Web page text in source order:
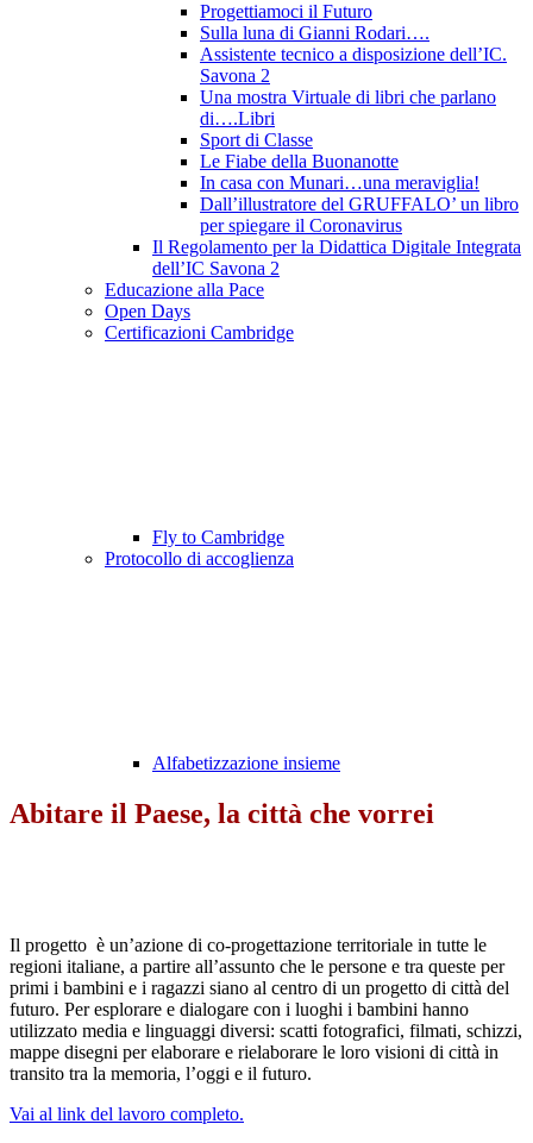
Progettiamoci il Futuro
Sulla luna di Gianni Rodari….
Assistente tecnico a disposizione dell’IC.
Savona 2
Una mostra Virtuale di libri che parlano
di….Libri
Sport di Classe
Le Fiabe della Buonanotte
In casa con Munari…una meraviglia!
Dall’illustratore del GRUFFALO’ un libro
per spiegare il Coronavirus
Il Regolamento per la Didattica Digitale Integrata
dell’IC Savona 2
Educazione alla Pace
Open Days
Certificazioni Cambridge
Fly to Cambridge
Protocollo di accoglienza
Alfabetizzazione insieme
Abitare il Paese, la città che vorrei
Il progetto è un’azione di co-progettazione territoriale in tutte le
regioni italiane, a partire all’assunto che le persone e tra queste per
primi i bambini e i ragazzi siano al centro di un progetto di città del
futuro. Per esplorare e dialogare con i luoghi i bambini hanno
utilizzato media e linguaggi diversi: scatti fotografici, filmati, schizzi,
mappe disegni per elaborare e rielaborare le loro visioni di città in
transito tra la memoria, l’oggi e il futuro.
Vai al link del lavoro completo.